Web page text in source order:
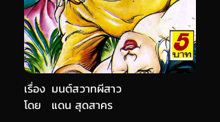
เรื่อง มนต์สวาทผีสาว
แดน สุดสาคร
โดย